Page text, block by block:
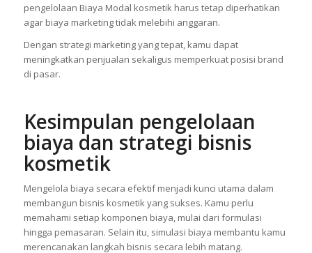
pengelolaan Biaya Modal kosmetik harus tetap diperhatikan
agar biaya marketing tidak melebihi anggaran.
Dengan strategi marketing yang tepat, kamu dapat
meningkatkan penjualan sekaligus memperkuat posisi brand
di pasar.
Kesimpulan pengelolaan
biaya dan strategi bisnis
kosmetik
Mengelola biaya secara efektif menjadi kunci utama dalam
membangun bisnis kosmetik yang sukses. Kamu perlu
memahami setiap komponen biaya, mulai dari formulasi
hingga pemasaran. Selain itu, simulasi biaya membantu kamu
merencanakan langkah bisnis secara lebih matang.